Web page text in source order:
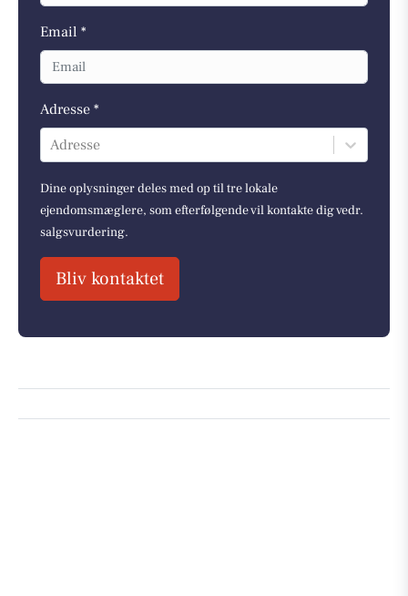
Email *
Adresse *
Adresse
Dine oplysninger deles med op til tre lokale
ejendomsmæglere, som efterfølgende vil kontakte dig vedr.
salgsvurdering.
Bliv kontaktet